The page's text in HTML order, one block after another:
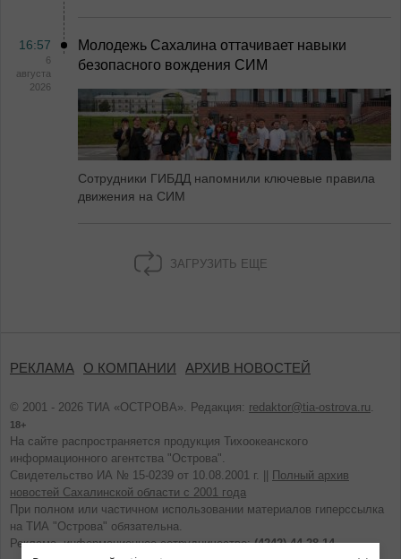
16:57
6
августа
2026
Молодежь Сахалина оттачивает навыки
безопасного вождения СИМ
Сотрудники ГИБДД напомнили ключевые правила
движения на СИМ
ЗАГРУЗИТЬ ЕЩЕ
РЕКЛАМА О КОМПАНИИ АРХИВ НОВОСТЕЙ
© 2001 - 2026 ТИА «ОСТРОВА». Редакция: redaktor@tia-ostrova.ru.
18+
На сайте распространяется продукция Тихоокеанского
информационного агентства "Острова".
Свидетельство ИА № 15-0239 от 10.08.2001 г. ||
Полный архив
новостей Сахалинской области с 2001 года
При полном или частичном использовании материалов гиперссылка
на ТИА "Острова" обязательна.
Реклама, информационное сотрудничество:(4242) 44-28-14.